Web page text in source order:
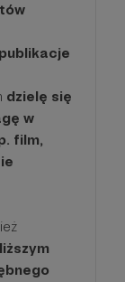
dzielę się
w
film,